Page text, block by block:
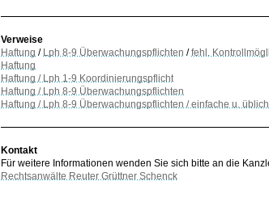
Verweise
Haftung / Lph 8-9 Überwachungspflichten /fehl.
Haftung
Haftung / Lph 1-9 Koordinierungspflicht
Haftung / Lph 8-9 Überwachungspflichten
Haftung / Lph 8-9 Überwachungspflichten / einfache u.
Kontakt
Für weitere Informationen wenden Sie sich bitte an die
Rechtsanwälte Reuter Grüttner Schenck